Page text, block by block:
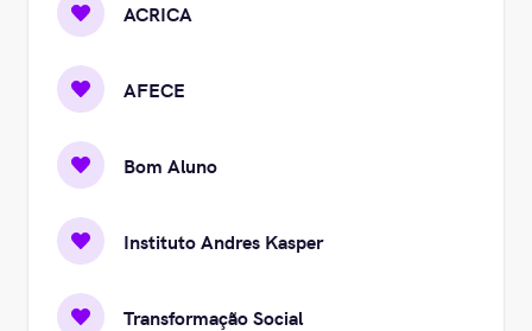
ACRICA
AFECE
Bom Aluno
Instituto Andres Kasper
Transformação Social